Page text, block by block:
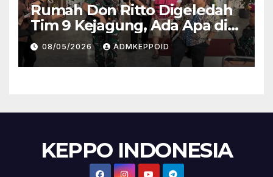
Rumah Don Ritto Digeledah
Tim 9 Kejagung, Ada Apa di
Balik Kasus TPPU Febrie?
08/05/2026 ADMKEPPOID
KEPPO INDONESIA